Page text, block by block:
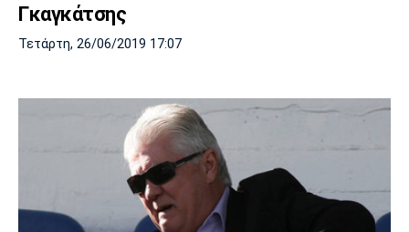
Γκαγκάτσης
Τετάρτη, 26/06/2019 17:07